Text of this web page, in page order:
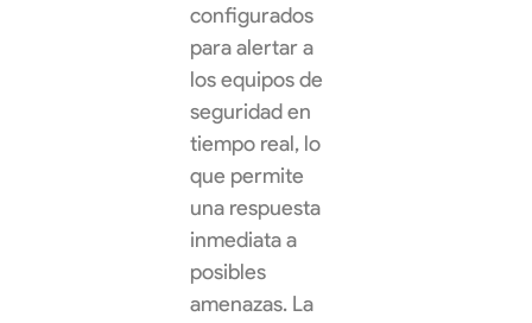
configurados
para alertar a
los equipos de
seguridad en
tiempo real, lo
que permite
una respuesta
inmediata a
posibles
amenazas. La